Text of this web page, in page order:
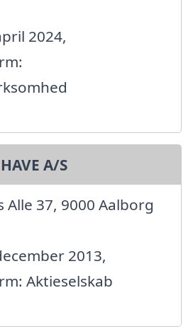
2024,
A/S
Alle 37, 9000 Aalborg
2013,
Aktieselskab